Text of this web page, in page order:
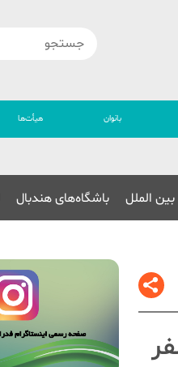
بانوان هیأت‌ها
بین الملل باشگاه‌های هندبال